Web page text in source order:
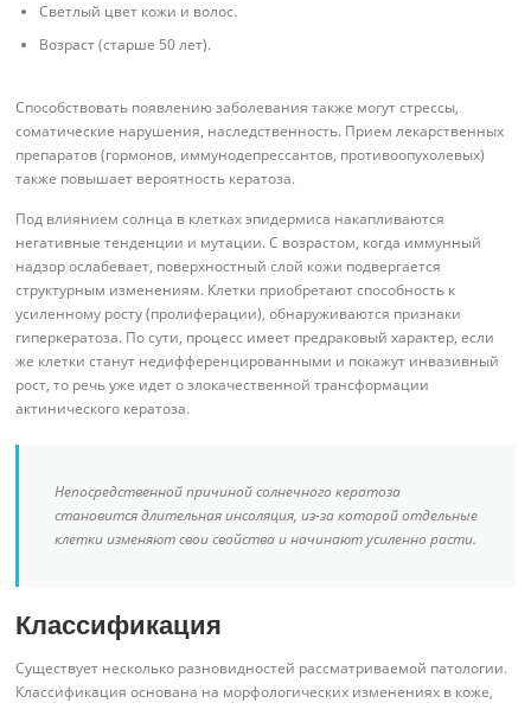
Светлый цвет кожи и волос.
Возраст (старше 50 лет).
Способствовать появлению заболевания также могут стрессы,
соматические нарушения, наследственность. Прием лекарственных
препаратов (гормонов, иммунодепрессантов, противоопухолевых)
также повышает вероятность кератоза.
Под влиянием солнца в клетках эпидермиса накапливаются
негативные тенденции и мутации. С возрастом, когда иммунный
надзор ослабевает, поверхностный слой кожи подвергается
структурным изменениям. Клетки приобретают способность к
усиленному росту (пролиферации), обнаруживаются признаки
гиперкератоза. По сути, процесс имеет предраковый характер, если
же клетки станут недифференцированными и покажут инвазивный
рост, то речь уже идет о злокачественной трансформации
актинического кератоза.
Непосредственной причиной солнечного кератоза
становится длительная инсоляция, из-за которой отдельные
клетки изменяют свои свойства и начинают усиленно расти.
Классификация
Существует несколько разновидностей рассматриваемой патологии.
Классификация основана на морфологических изменениях в коже,